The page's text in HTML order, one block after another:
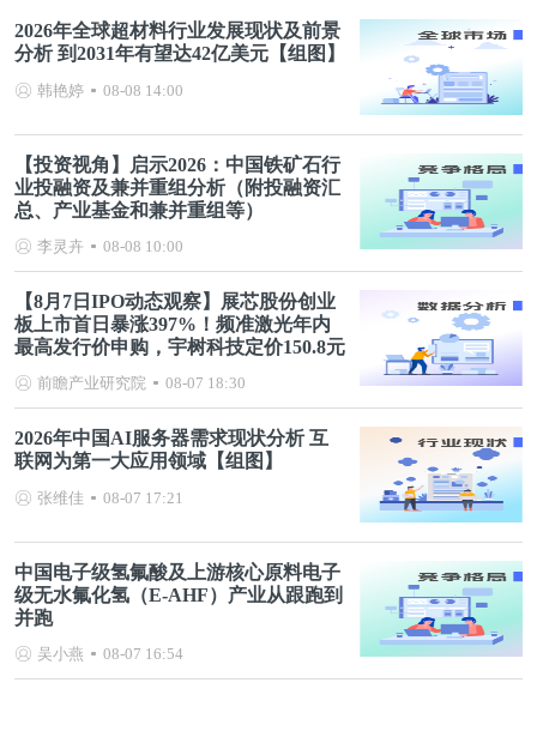
2026年全球超材料行业发展现状及前景
分析 到2031年有望达42亿美元【组图】
韩艳婷 08-08 14:00
【投资视角】启示2026：中国铁矿石行
业投融资及兼并重组分析（附投融资汇
总、产业基金和兼并重组等）
李灵卉 08-08 10:00
【8月7日IPO动态观察】展芯股份创业
板上市首日暴涨397%！频准激光年内
最高发行价申购，宇树科技定价150.8元
前瞻产业研究院 08-07 18:30
2026年中国AI服务器需求现状分析 互
联网为第一大应用领域【组图】
张维佳 08-07 17:21
中国电子级氢氟酸及上游核心原料电子
级无水氟化氢（E-AHF）产业从跟跑到
并跑
吴小燕 08-07 16:54